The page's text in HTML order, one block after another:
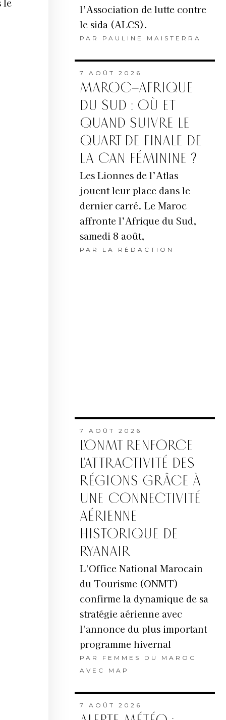
le
l’Association de lutte contre
le sida (ALCS).
PAR PAULINE MAISTERRA
7 AOÛT 2026
MAROC–AFRIQUE
DU SUD : OÙ ET
QUAND SUIVRE LE
QUART DE FINALE DE
LA CAN FÉMININE ?
Les Lionnes de l’Atlas
jouent leur place dans le
dernier carré. Le Maroc
affronte l’Afrique du Sud,
samedi 8 août,
PAR LA RÉDACTION
7 AOÛT 2026
L’ONMT RENFORCE
L’ATTRACTIVITÉ DES
RÉGIONS GRÂCE À
UNE CONNECTIVITÉ
AÉRIENNE
HISTORIQUE DE
RYANAIR
L'Office National Marocain
du Tourisme (ONMT)
confirme la dynamique de sa
stratégie aérienne avec
l'annonce du plus important
programme hivernal
PAR FEMMES DU MAROC
AVEC MAP
7 AOÛT 2026